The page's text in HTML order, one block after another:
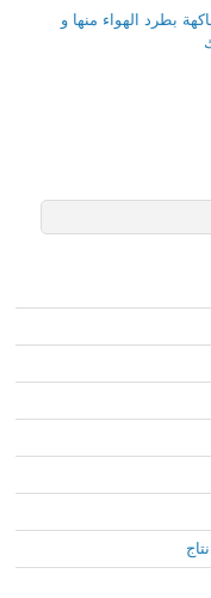
بطرد الهواء منها و